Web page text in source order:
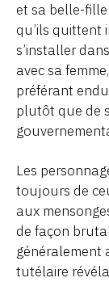
et sa belle-fille
qu’ils quittent
s’installer
avec sa
préférant
plutôt que de
Les
toujours de
aux
de façon
généralement
tutélaire